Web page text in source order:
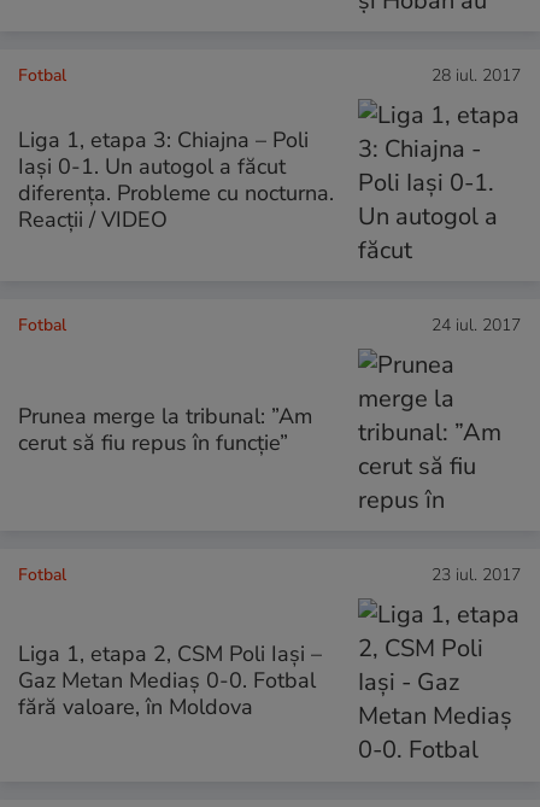
Fotbal 28 iul. 2017
Liga 1, etapa 3: Chiajna – Poli
Iaşi 0-1. Un autogol a făcut
diferenţa. Probleme cu nocturna.
Reacţii / VIDEO
Fotbal 24 iul. 2017
Prunea merge la tribunal: ”Am
cerut să fiu repus în funcție”
Fotbal 23 iul. 2017
Liga 1, etapa 2, CSM Poli Iași –
Gaz Metan Mediaș 0-0. Fotbal
fără valoare, în Moldova